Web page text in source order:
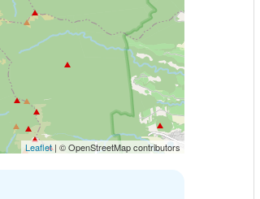
Leaflet| © OpenStreetMap contributors